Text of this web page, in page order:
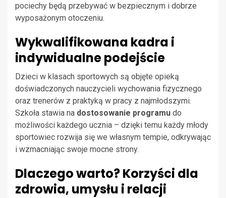
pociechy będą przebywać w bezpiecznym i dobrze
wyposażonym otoczeniu.
Wykwalifikowana kadra i
indywidualne podejście
Dzieci w klasach sportowych są objęte opieką
doświadczonych nauczycieli wychowania fizycznego
oraz trenerów z praktyką w pracy z najmłodszymi.
Szkoła stawia na dostosowanie programu do
możliwości każdego ucznia – dzięki temu każdy młody
sportowiec rozwija się we własnym tempie, odkrywając
i wzmacniając swoje mocne strony.
Dlaczego warto? Korzyści dla
zdrowia, umysłu i relacji